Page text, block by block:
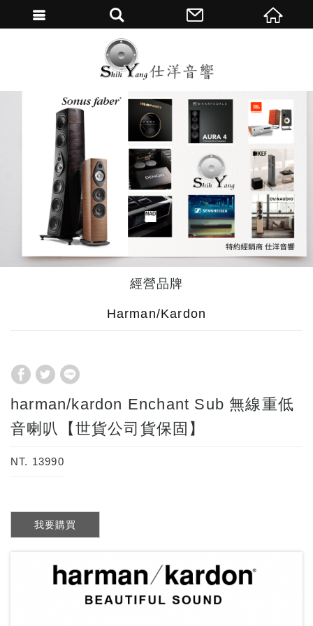
經營品牌
Harman/Kardon
harman/kardon Enchant Sub 無線重低
音喇叭【世貨公司貨保固】
NT. 13990
我要購買
繁體中文